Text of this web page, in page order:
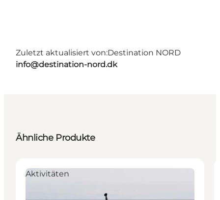
Zuletzt aktualisiert von:Destination NORD
info@destination-nord.dk
Ähnliche Produkte
Aktivitäten